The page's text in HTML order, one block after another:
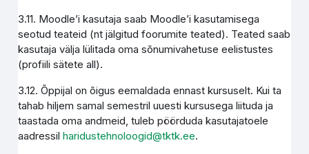
3.11. Moodle’i kasutaja saab Moodle’i kasutamisega
seotud teateid (nt jälgitud foorumite teated). Teated saab
kasutaja välja lülitada oma sõnumivahetuse eelistustes
(profiili sätete all).
3.12. Õppijal on õigus eemaldada ennast kursuselt. Kui ta
tahab hiljem samal semestril uuesti kursusega liituda ja
taastada oma andmeid, tuleb pöörduda kasutajatoele
aadressilharidustehnoloogid@tktk.ee.